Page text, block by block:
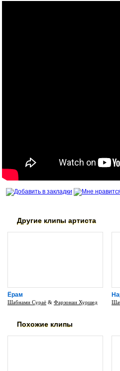
Другие клипы артиста
Ёрам
Шабнами Сураё & Фарзонаи Хуршед
Похожие клипы